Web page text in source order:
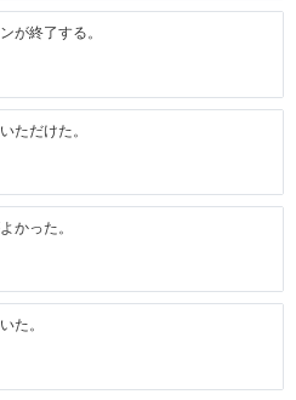
が終了する。
ただけた。
かった。
た。